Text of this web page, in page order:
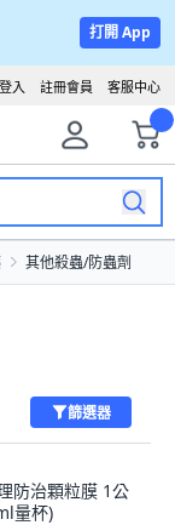
打開 App
客服中心
註冊會員
登入
其他殺蟲/防蟲劑
篩選器
防治顆粒膜 1公
量杯)